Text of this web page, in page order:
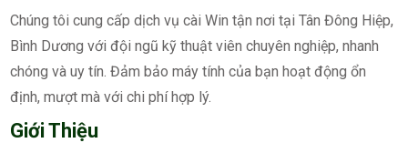
Chúng tôi cung cấp dịch vụ cài Win tận nơi tại Tân Đông Hiệp,
Bình Dương với đội ngũ kỹ thuật viên chuyên nghiệp, nhanh
chóng và uy tín. Đảm bảo máy tính của bạn hoạt động ổn
định, mượt mà với chi phí hợp lý.
Giới Thiệu